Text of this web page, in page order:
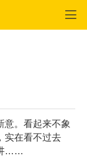
意。看起来不象
实在看不过去
……